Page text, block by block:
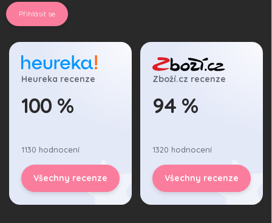
Přihlásit se
Heureka recenze
100 %
1130 hodnocení
Všechny recenze
Zboží.cz recenze
94 %
1320 hodnocení
Všechny recenze